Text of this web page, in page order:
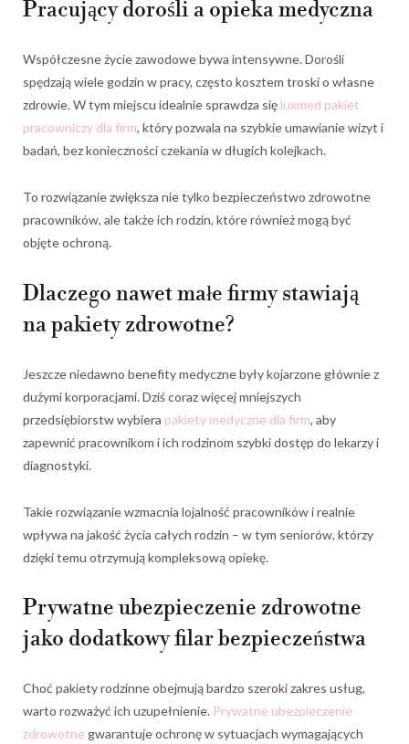
Pracujący dorośli a opieka medyczna
Współczesne życie zawodowe bywa intensywne. Dorośli
spędzają wiele godzin w pracy, często kosztem troski o własne
zdrowie. W tym miejscu idealnie sprawdza się luxmed pakiet
pracowniczy dla firm, który pozwala na szybkie umawianie wizyt i
badań, bez konieczności czekania w długich kolejkach.
To rozwiązanie zwiększa nie tylko bezpieczeństwo zdrowotne
pracowników, ale także ich rodzin, które również mogą być
objęte ochroną.
Dlaczego nawet małe firmy stawiają
na pakiety zdrowotne?
Jeszcze niedawno benefity medyczne były kojarzone głównie z
dużymi korporacjami. Dziś coraz więcej mniejszych
przedsiębiorstw wybiera pakiety medyczne dla firm, aby
zapewnić pracownikom i ich rodzinom szybki dostęp do lekarzy i
diagnostyki.
Takie rozwiązanie wzmacnia lojalność pracowników i realnie
wpływa na jakość życia całych rodzin – w tym seniorów, którzy
dzięki temu otrzymują kompleksową opiekę.
Prywatne ubezpieczenie zdrowotne
jako dodatkowy filar bezpieczeństwa
Choć pakiety rodzinne obejmują bardzo szeroki zakres usług,
warto rozważyć ich uzupełnienie. Prywatne ubezpieczenie
zdrowotne gwarantuje ochronę w sytuacjach wymagających